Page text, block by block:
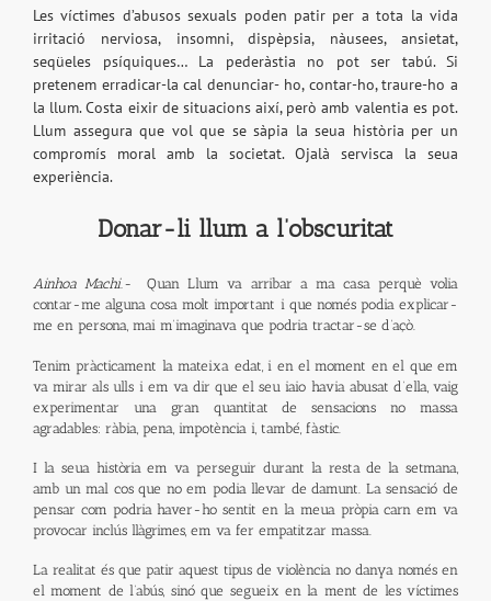
Les víctimes d’abusos sexuals poden patir per a tota la vida
irritació nerviosa, insomni, dispèpsia, nàusees, ansietat,
seqüeles psíquiques… La pederàstia no pot ser tabú. Si
pretenem erradicar-la cal denunciar- ho, contar-ho, traure-ho a
la llum. Costa eixir de situacions així, però amb valentia es pot.
Llum assegura que vol que se sàpia la seua història per un
compromís moral amb la societat. Ojalà servisca la seua
experiència.
Donar-li llum a l’obscuritat
Ainhoa Machi.- Quan Llum va arribar a ma casa perquè volia
contar-me alguna cosa molt important i que només podia explicar-
me en persona, mai m’imaginava que podria tractar-se d’açò.
Tenim pràcticament la mateixa edat, i en el moment en el que em
va mirar als ulls i em va dir que el seu iaio havia abusat d’ella, vaig
experimentar una gran quantitat de sensacions no massa
agradables: ràbia, pena, impotència i, també, fàstic.
I la seua història em va perseguir durant la resta de la setmana,
amb un mal cos que no em podia llevar de damunt. La sensació de
pensar com podria haver-ho sentit en la meua pròpia carn em va
provocar inclús llàgrimes, em va fer empatitzar massa.
La realitat és que patir aquest tipus de violència no danya només en
el moment de l’abús, sinó que segueix en la ment de les víctimes